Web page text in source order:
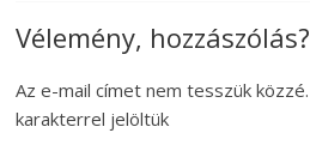
Vélemény, hozzászólás?
Az e-mail címet nem tesszük közzé.
karakterrel jelöltük